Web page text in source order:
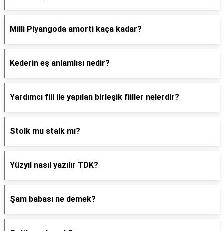
Milli Piyangoda amorti kaça kadar?
Kederin eş anlamlısı nedir?
Yardımcı fiil ile yapılan birleşik fiiller nelerdir?
Stolk mu stalk mı?
Yüzyıl nasıl yazılır TDK?
Şam babası ne demek?